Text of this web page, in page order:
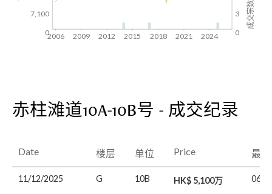
3
0
2006 2009 2012 2015 2018 2021 2024
成交宗数
7,100
0
赤柱滩道10A-10B号 - 成交纪录
Date 楼层 单位 Price 最
11/12/2025 G 10B HK$ 5,100万 06/